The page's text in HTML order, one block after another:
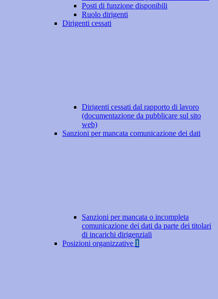
Posti di funzione disponibili
Ruolo dirigenti
Dirigenti cessati
Dirigenti cessati dal rapporto di lavoro
(documentazione da pubblicare sul sito
web)
Sanzioni per mancata comunicazione dei dati
Sanzioni per mancata o incompleta
comunicazione dei dati da parte dei titolari
di incarichi dirigenziali
Posizioni organizzative 1